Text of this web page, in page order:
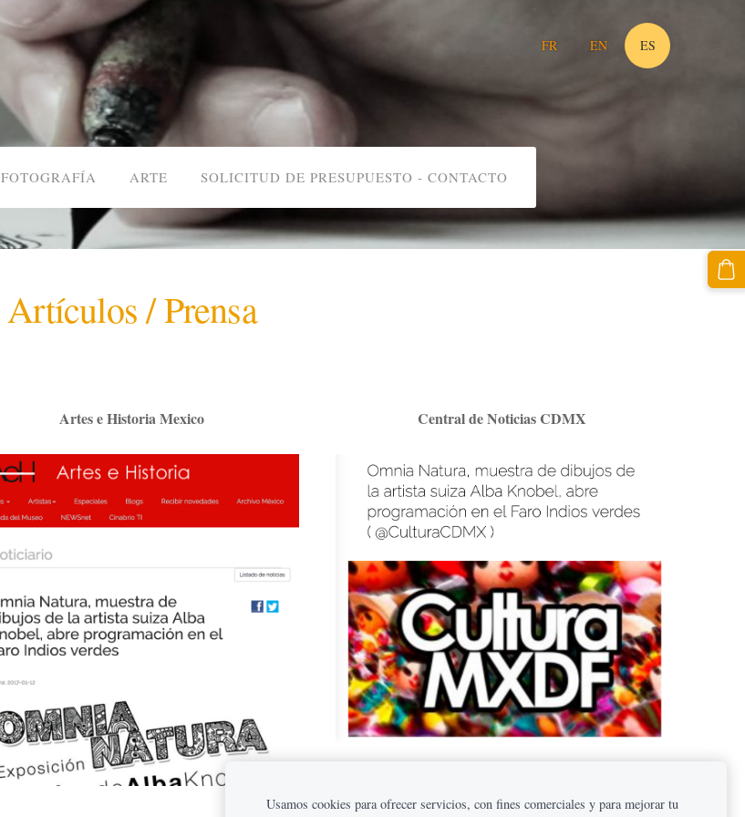
FR EN ES
FOTOGRAFÍA ARTE SOLICITUD DE PRESUPUESTO - CONTACTO
Artículos / Prensa
Artes e Historia Mexico Central de Noticias CDMX
Usamos cookies para ofrecer servicios, con fines comerciales y para mejorar tu